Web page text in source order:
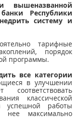
вышеназванной
Республики
систему и
тарифные
порядок
программы.
все категории
в улучшении
классической
успешной работы
нее максимально